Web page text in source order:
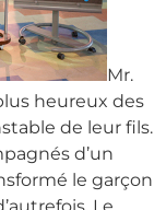
Mr.
heureux des
de leur fils.
d’un
le garçon